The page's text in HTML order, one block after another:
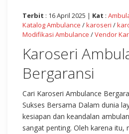
Terbit : 16 April 2025 | Kat :
Katalog Ambulance /karoseri /
Modifikasi Ambulance /Vendor
Karoseri
Bergaransi
Cari Karoseri Ambulance
Sukses Bersama Dalam dunia
kesiapan dan keandalan
sangat penting. Oleh karena itu,